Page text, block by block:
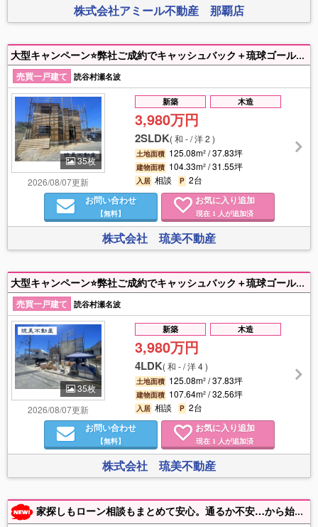
株式会社アミール不動産 那覇店
大型キャンペーン⭐弊社ご成約でキャッシュバック＋琉球ゴールデンキングス観戦チケットプレゼント🎁 ローソン徒歩約9分圏内👣並列駐車2台可(車種によります)渡慶次小、読谷中学校エリア🏫琉美不動産098－943－3636までお気軽にご相談ください♪
売買一戸建て
読谷村瀬名波
35枚
2026/08/07更新
新築 木造
3,980万円
2SLDK(和 - / 洋 2 )
土地面積 125.08m² / 37.83坪
建物面積 104.33m² / 31.55坪
入居 相談P 2台
お問い合わせ
【無料】
お気に入り追加
現在 1 人が追加済
株式会社 琉美不動産
大型キャンペーン⭐弊社ご成約でキャッシュバック＋琉球ゴールデンキングス観戦チケットプレゼント🎁 長期優良住宅🦋渡慶次小学校、読谷中学校エリア🏫ローソン徒歩約9分圏内👣琉美不動産098－943－3636までお気軽にご相談ください♪
売買一戸建て
読谷村瀬名波
35枚
2026/08/07更新
新築 木造
3,980万円
4LDK(和 - / 洋 4)
土地面積 125.08m² / 37.83坪
建物面積 107.64m² / 32.56坪
入居 相談P 2台
お問い合わせ
【無料】
お気に入り追加
現在 1 人が追加済
株式会社 琉美不動産
家探しもローン相談もまとめて安心。通るか不安…から始めても大丈夫。家具家電、お引越し等の費用も含めて金融機関比較・事前審査・返済計画までご相談いただけます!お家探しは「じょーとーハウジング」で！